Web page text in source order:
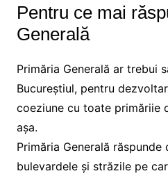
Pentru ce mai
Generală
Primăria Generală ar trebui
Bucureștiul, pentru
coeziune cu toate primăriie
așa.
Primăria Generală
bulevardele și străzile pe